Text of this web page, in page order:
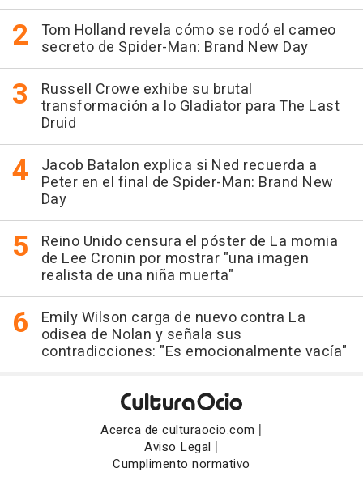
Tom Holland revela cómo se rodó el cameo
secreto de Spider-Man: Brand New Day
Russell Crowe exhibe su brutal
transformación a lo Gladiator para The Last
Druid
Jacob Batalon explica si Ned recuerda a
Peter en el final de Spider-Man: Brand New
Day
Reino Unido censura el póster de La momia
de Lee Cronin por mostrar "una imagen
realista de una niña muerta"
Emily Wilson carga de nuevo contra La
odisea de Nolan y señala sus
contradicciones: "Es emocionalmente vacía"
Acerca de culturaocio.com |
Aviso Legal |
Cumplimento normativo